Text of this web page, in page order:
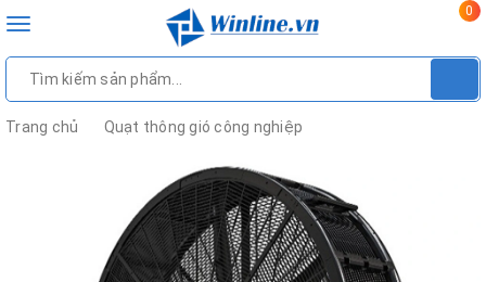
Toggle
0
Trang chủ Quạt thông gió công nghiệp